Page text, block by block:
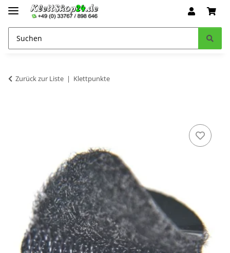
Zurück zur Liste Klettpunkte